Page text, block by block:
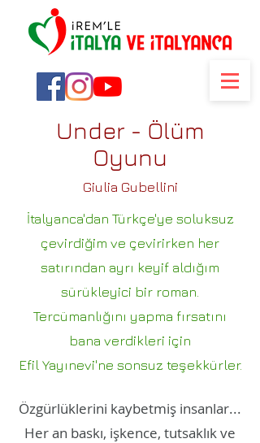
Under - Ölüm
Oyunu
Giulia Gubellini
İtalyanca'dan Türkçe'ye soluksuz
çevirdiğim ve çevirirken her
satırından ayrı keyif aldığım
sürükleyici bir roman.
Tercümanlığını yapma fırsatını
bana verdikleri için
Efil Yayınevi'ne sonsuz teşekkürler.
Özgürlüklerini kaybetmiş insanlar...
Her an baskı, işkence, tutsaklık ve